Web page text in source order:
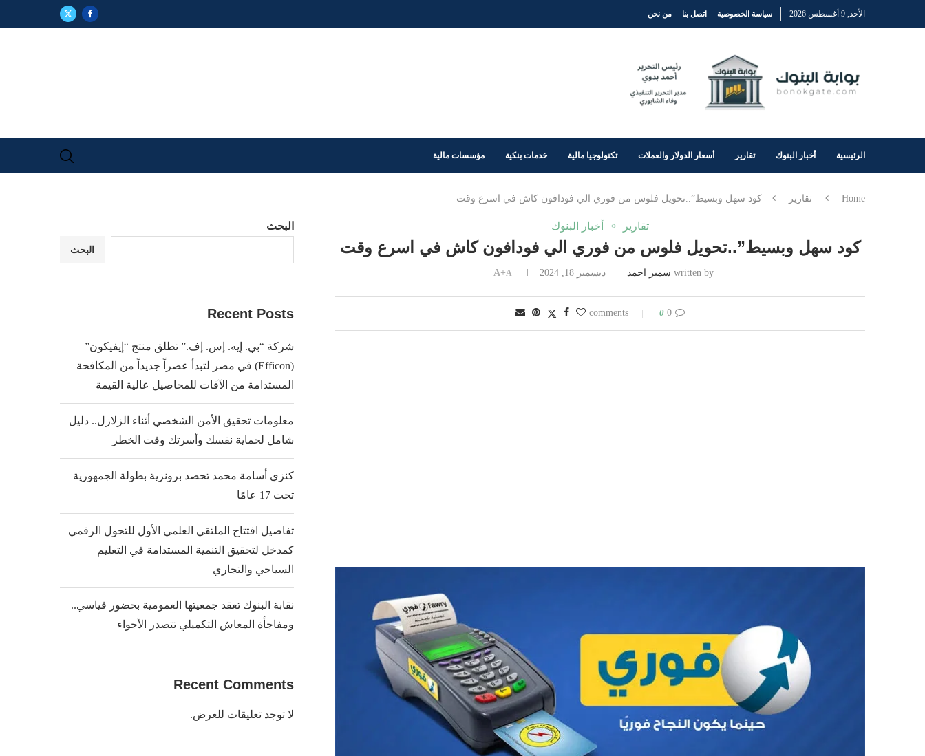
الأحد, 9 أغسطس 2026 سياسة الخصوصية اتصل بنا من نحن
الرئيسية أخبار البنوك تقارير أسعار الدولار والعملات تكنولوجيا مالية خدمات بنكية مؤسسات مالية
Home تقارير كود سهل وبسيط”..تحويل فلوس من فوري الي فودافون كاش في اسرع وقت
تقارير أخبار البنوك
كود سهل وبسيط”..تحويل فلوس من فوري الي فودافون كاش في اسرع وقت
written by سمير احمد ديسمبر 18, 2024 A+A-
0 comments
0
البحث
البحث
Recent Posts
شركة “بي. إيه. إس. إف.” تطلق منتج “إيفيكون”
(Efficon) في مصر لتبدأ عصراً جديداً من المكافحة
المستدامة من الآفات للمحاصيل عالية القيمة
معلومات تحقيق الأمن الشخصي أثناء الزلازل.. دليل
شامل لحماية نفسك وأسرتك وقت الخطر
كنزي أسامة محمد تحصد برونزية بطولة الجمهورية
تحت 17 عامًا
تفاصيل افتتاح الملتقي العلمي الأول للتحول الرقمي
كمدخل لتحقيق التنمية المستدامة في التعليم
السياحي والتجاري
نقابة البنوك تعقد جمعيتها العمومية بحضور قياسي..
ومفاجأة المعاش التكميلي تتصدر الأجواء
Recent Comments
لا توجد تعليقات للعرض.